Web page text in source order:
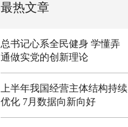
最热文章
总书记心系全民健身 学懂弄
通做实党的创新理论
上半年我国经营主体结构持续
优化 7月数据向新向好